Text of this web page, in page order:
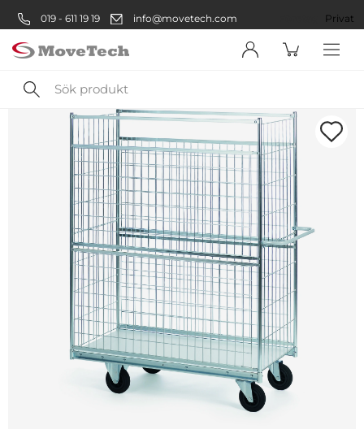
019 - 611 19 19 info@movetech.com Privat
Sök
produkt
Välkommen! Välj hur du vill
handla:
Företag
Företag
Privatperson
Privat